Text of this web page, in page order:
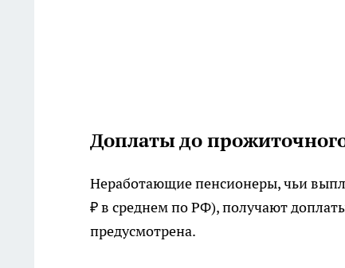
Доплаты до
Неработающие пенсионеры, чьи
₽ в среднем по РФ), получают
предусмотрена.